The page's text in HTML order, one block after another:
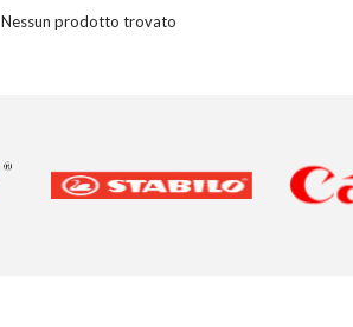
Nessun prodotto trovato